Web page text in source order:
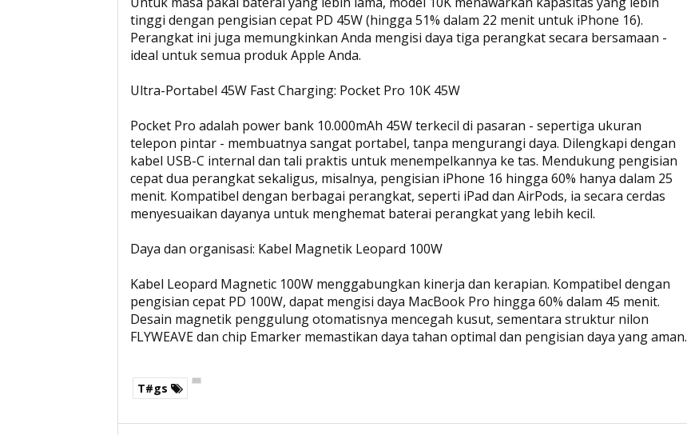
tinggi dengan pengisian cepat PD 45W (hingga 51% dalam 22 menit untuk iPhone 16).
Perangkat ini juga memungkinkan Anda mengisi daya tiga perangkat secara bersamaan -
ideal untuk semua produk Apple Anda.
Ultra-Portabel 45W Fast Charging: Pocket Pro 10K 45W
Pocket Pro adalah power bank 10.000mAh 45W terkecil di pasaran - sepertiga ukuran
telepon pintar - membuatnya sangat portabel, tanpa mengurangi daya. Dilengkapi dengan
kabel USB-C internal dan tali praktis untuk menempelkannya ke tas. Mendukung pengisian
cepat dua perangkat sekaligus, misalnya, pengisian iPhone 16 hingga 60% hanya dalam 25
menit. Kompatibel dengan berbagai perangkat, seperti iPad dan AirPods, ia secara cerdas
menyesuaikan dayanya untuk menghemat baterai perangkat yang lebih kecil.
Daya dan organisasi: Kabel Magnetik Leopard 100W
Kabel Leopard Magnetic 100W menggabungkan kinerja dan kerapian. Kompatibel dengan
pengisian cepat PD 100W, dapat mengisi daya MacBook Pro hingga 60% dalam 45 menit.
Desain magnetik penggulung otomatisnya mencegah kusut, sementara struktur nilon
FLYWEAVE dan chip Emarker memastikan daya tahan optimal dan pengisian daya yang aman.
T#gs